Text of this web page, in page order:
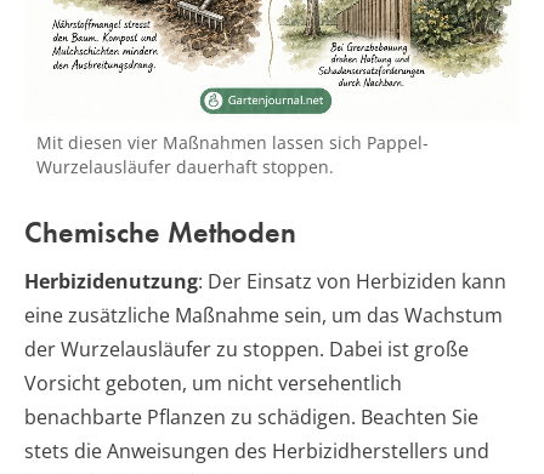
Mit diesen vier Maßnahmen lassen sich Pappel-
Wurzelausläufer dauerhaft stoppen.
Chemische Methoden
Herbizidenutzung: Der Einsatz von Herbiziden kann
eine zusätzliche Maßnahme sein, um das Wachstum
der Wurzelausläufer zu stoppen. Dabei ist große
Vorsicht geboten, um nicht versehentlich
benachbarte Pflanzen zu schädigen. Beachten Sie
stets die Anweisungen des Herbizidherstellers und